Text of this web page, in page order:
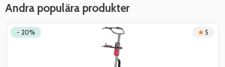
Andra populära produkter
- 20% 5